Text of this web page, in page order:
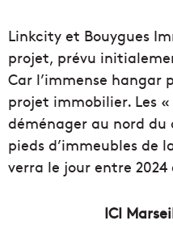
Linkcity et Bouygues
projet, prévu
Car l’immense
projet immobilier. Les
déménager au nord
pieds d’immeubles de
verra le jour entre 2024
ICI